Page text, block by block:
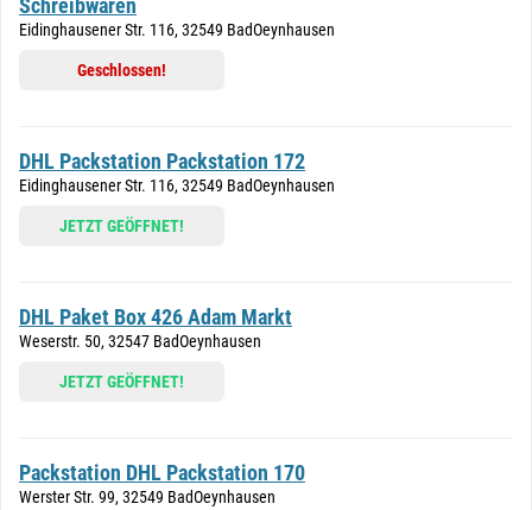
Schreibwaren
Eidinghausener Str. 116, 32549 BadOeynhausen
Geschlossen!
DHL Packstation Packstation 172
Eidinghausener Str. 116, 32549 BadOeynhausen
JETZT GEÖFFNET!
DHL Paket Box 426 Adam Markt
Weserstr. 50, 32547 BadOeynhausen
JETZT GEÖFFNET!
Packstation DHL Packstation 170
Werster Str. 99, 32549 BadOeynhausen